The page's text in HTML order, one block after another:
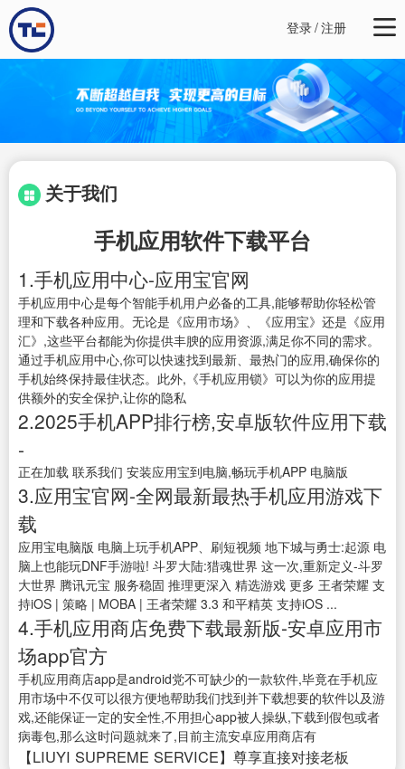
登录/注册
关于我们
手机应用软件下载平台
1.手机应用中心-应用宝官网
手机应用中心是每个智能手机用户必备的工具,能够帮助你轻松管
理和下载各种应用。无论是《应用市场》、《应用宝》还是《应用
汇》,这些平台都能为你提供丰腴的应用资源,满足你不同的需求。
通过手机应用中心,你可以快速找到最新、最热门的应用,确保你的
手机始终保持最佳状态。此外,《手机应用锁》可以为你的应用提
供额外的安全保护,让你的隐私
2.2025手机APP排行榜,安卓版软件应用下载
-
正在加载 联系我们 安装应用宝到电脑,畅玩手机APP 电脑版
3.应用宝官网-全网最新最热手机应用游戏下
载
应用宝电脑版 电脑上玩手机APP、刷短视频 地下城与勇士:起源 电
脑上也能玩DNF手游啦! 斗罗大陆:猎魂世界 这一次,重新定义-斗罗
大世界 腾讯元宝 服务稳固 推理更深入 精选游戏 更多 王者荣耀 支
持iOS | 策略 | MOBA | 王者荣耀 3.3 和平精英 支持iOS ...
4.手机应用商店免费下载最新版-安卓应用市
场app官方
手机应用商店app是android党不可缺少的一款软件,毕竟在手机应
用市场中不仅可以很方便地帮助我们找到并下载想要的软件以及游
戏,还能保证一定的安全性,不用担心app被人操纵,下载到假包或者
病毒包,那么这时问题就来了,目前主流安卓应用商店有
【LIUYI SUPREME SERVICE】尊享直接对接老板